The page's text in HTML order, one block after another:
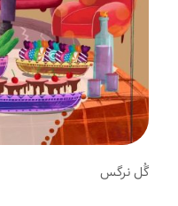
گُل نرگس